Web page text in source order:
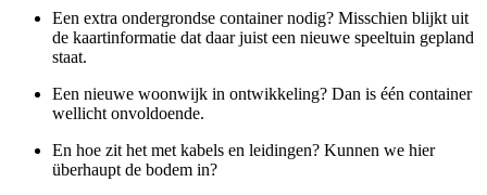
Een extra ondergrondse container nodig? Misschien blijkt uit
de kaartinformatie dat daar juist een nieuwe speeltuin gepland
staat.
Een nieuwe woonwijk in ontwikkeling? Dan is één container
wellicht onvoldoende.
En hoe zit het met kabels en leidingen? Kunnen we hier
überhaupt de bodem in?